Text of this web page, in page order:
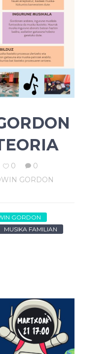
0
0
GORDON
GORDON
MUSIKA FAMILIAN